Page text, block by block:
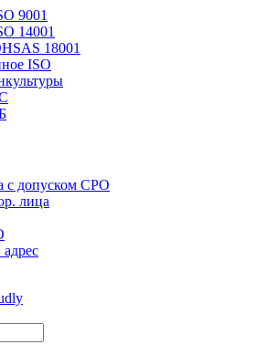
9001
14001
18001
ISO
с допуском СРО
лица